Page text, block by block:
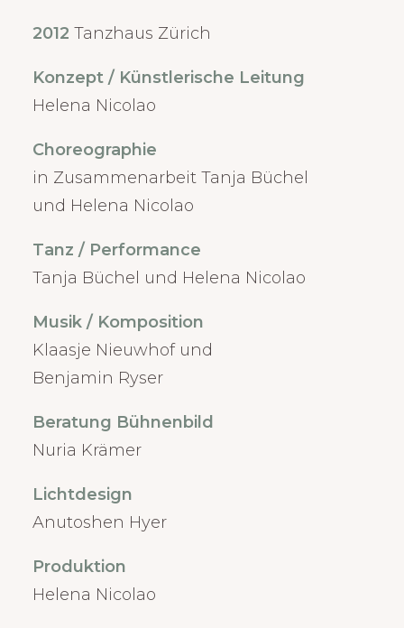
2012 Tanzhaus Zürich
Konzept / Künstlerische Leitung
Helena Nicolao
Choreographie
in Zusammenarbeit Tanja Büchel
und Helena Nicolao
Tanz / Performance
Tanja Büchel und Helena Nicolao
Musik / Komposition
Klaasje Nieuwhof und
Benjamin Ryser
Beratung Bühnenbild
Nuria Krämer
Lichtdesign
Anutoshen Hyer
Produktion
Helena Nicolao